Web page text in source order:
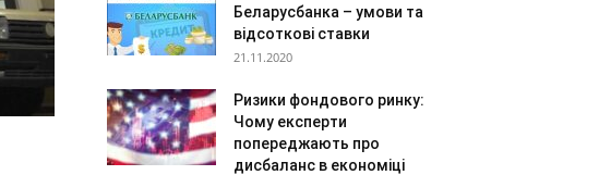
Беларусбанка – умови та
відсоткові ставки
21.11.2020
Ризики фондового ринку:
Чому експерти
попереджають про
дисбаланс в економіці